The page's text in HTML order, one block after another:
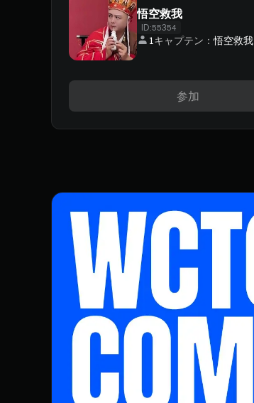
悟空救我
ID:55354
1 キャプテン：悟空救我
参加